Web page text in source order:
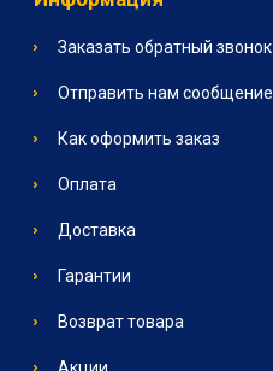
Заказать обратный звонок
Отправить нам сообщение
Как оформить заказ
Оплата
Доставка
Гарантии
Возврат товара